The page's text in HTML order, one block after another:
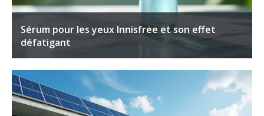
Sérum pour les yeux Innisfree et son effet
défatigant